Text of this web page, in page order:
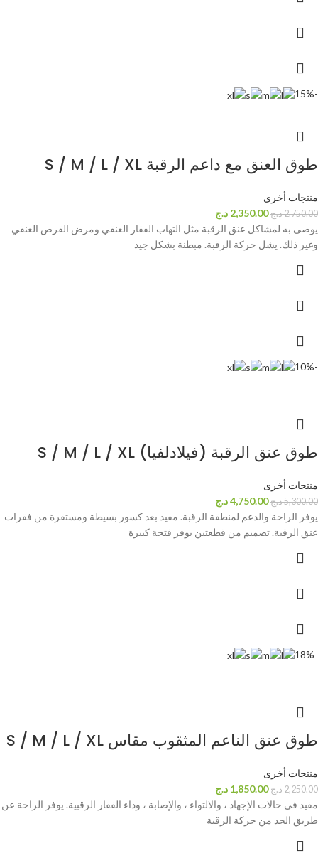
-15%
طوق العنق مع داعم الرقبة S / M / L / XL
منتجات أخرى
2,750.00د.ج 2,350.00 د.ج
يوصى به لمشاكل عنق الرقبة مثل التهاب الفقار العنقي ومرض القرص العنقي
وغير ذلك. يشل حركة الرقبة. مبطنة بشكل جيد
-10%
طوق عنق الرقبة (فيلادلفيا) S / M / L / XL
منتجات أخرى
5,300.00د.ج 4,750.00د.ج
يوفر الراحة والدعم لمنطقة الرقبة. مفيد بعد كسور بسيطة ومستقرة من فقرات
عنق الرقبة. تصميم من قطعتين يوفر فتحة كبيرة
-18%
طوق عنق الناعم المثقوب مقاس S / M / L / XL
منتجات أخرى
2,250.00د.ج 1,850.00 د.ج
مفيد في حالات الإجهاد ، والالتواء ، والإصابة ، وداء الفقار الرقبية. يوفر الراحة عن
طريق الحد من حركة الرقبة